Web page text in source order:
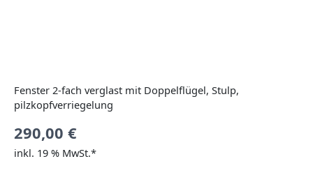
Fenster 2-fach verglast mit Doppelflügel, Stulp,
pilzkopfverriegelung
290,00 €
inkl. 19 % MwSt.*